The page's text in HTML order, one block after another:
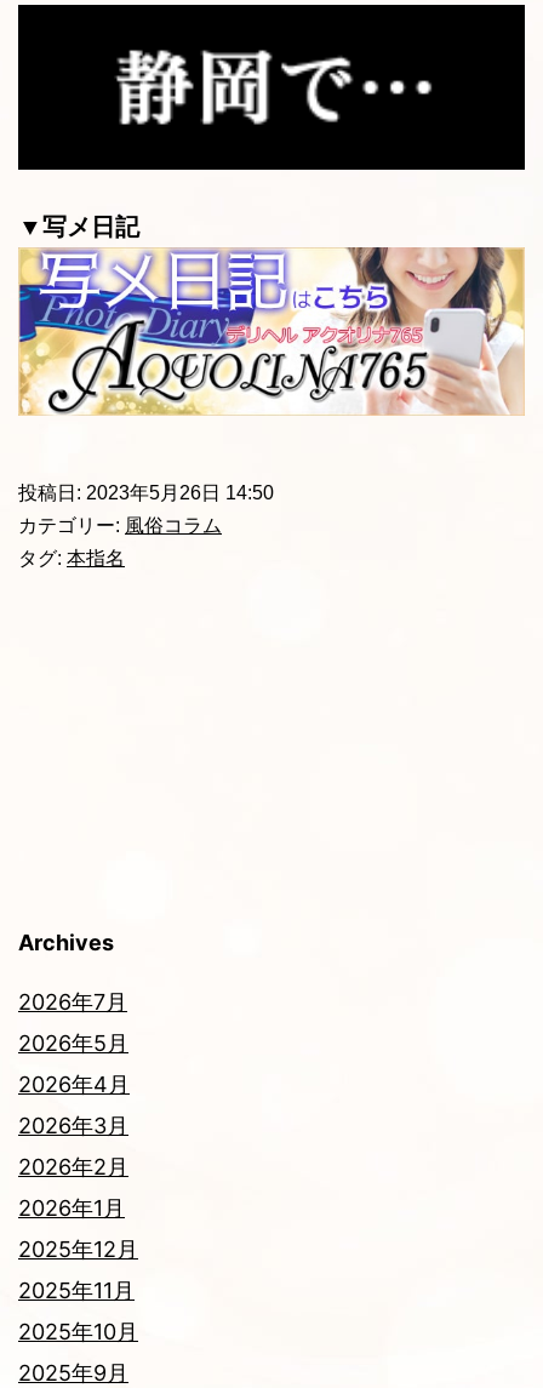
▼写メ日記
投稿日: 2023年5月26日 14:50
カテゴリー: 風俗コラム
タグ: 本指名
Archives
2026年7月
2026年5月
2026年4月
2026年3月
2026年2月
2026年1月
2025年12月
2025年11月
2025年10月
2025年9月